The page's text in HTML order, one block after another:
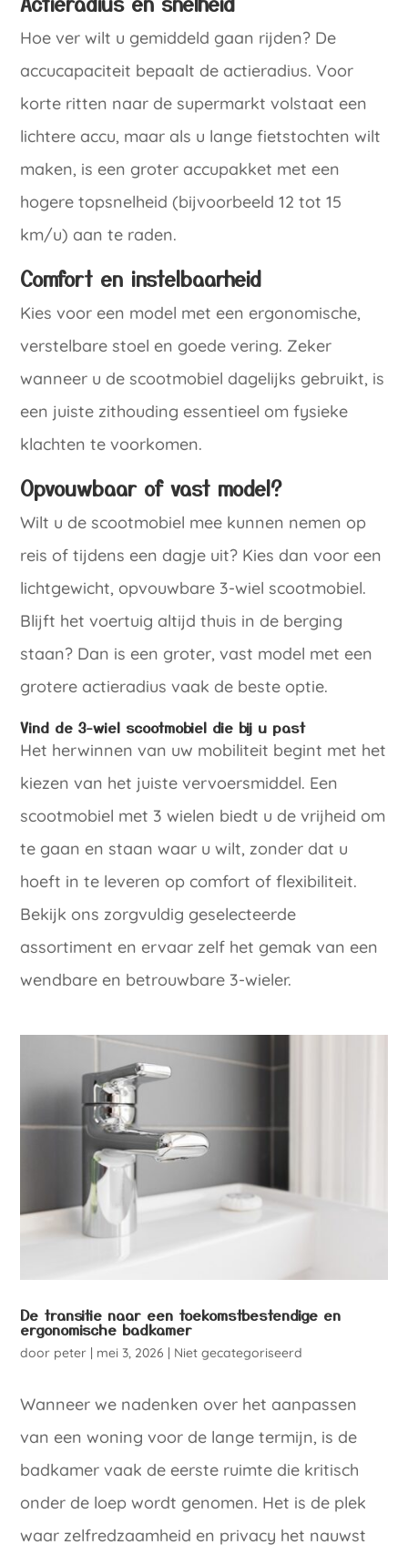
Hoe ver wilt u gemiddeld gaan rijden? De
accucapaciteit bepaalt de actieradius. Voor
korte ritten naar de supermarkt volstaat een
lichtere accu, maar als u lange fietstochten wilt
maken, is een groter accupakket met een
hogere topsnelheid (bijvoorbeeld 12 tot 15
km/u) aan te raden.
Comfort en instelbaarheid
Kies voor een model met een ergonomische,
verstelbare stoel en goede vering. Zeker
wanneer u de scootmobiel dagelijks gebruikt, is
een juiste zithouding essentieel om fysieke
klachten te voorkomen.
Opvouwbaar of vast model?
Wilt u de scootmobiel mee kunnen nemen op
reis of tijdens een dagje uit? Kies dan voor een
lichtgewicht, opvouwbare 3-wiel scootmobiel.
Blijft het voertuig altijd thuis in de berging
staan? Dan is een groter, vast model met een
grotere actieradius vaak de beste optie.
Vind de 3-wiel scootmobiel die bij u past
Het herwinnen van uw mobiliteit begint met het
kiezen van het juiste vervoersmiddel. Een
scootmobiel met 3 wielen biedt u de vrijheid om
te gaan en staan waar u wilt, zonder dat u
hoeft in te leveren op comfort of flexibiliteit.
Bekijk ons zorgvuldig geselecteerde
assortiment en ervaar zelf het gemak van een
wendbare en betrouwbare 3-wieler.
De transitie naar een toekomstbestendige en
ergonomische badkamer
door peter | mei 3, 2026 | Niet gecategoriseerd
Wanneer we nadenken over het aanpassen
van een woning voor de lange termijn, is de
badkamer vaak de eerste ruimte die kritisch
onder de loep wordt genomen. Het is de plek
waar zelfredzaamheid en privacy het nauwst